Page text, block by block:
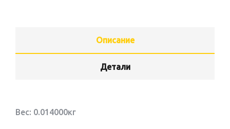
Описание
Детали
Вес: 0.014000кг